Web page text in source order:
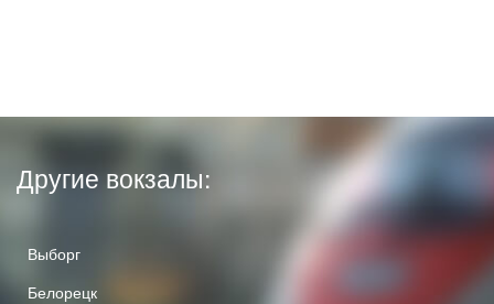
Другие вокзалы:
Выборг
Белорецк